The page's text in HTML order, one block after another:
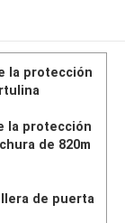
la protección
la protección
de 820m
de puerta